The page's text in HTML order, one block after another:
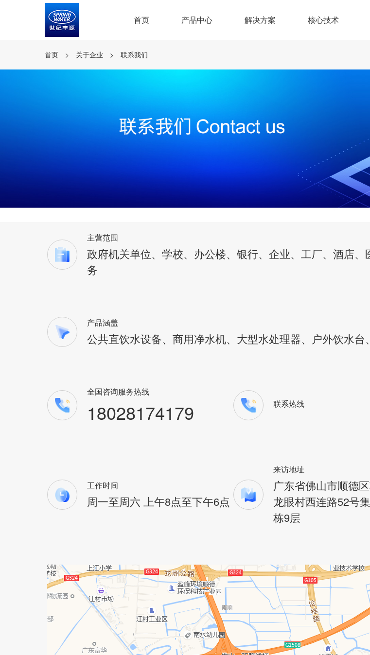
首页 产品中心 解决方案 核心技术
首页 > 关于企业 > 联系我们
主营范围
政府机关单位、学校、办公楼、银行、企业、工厂、酒店
务
产品涵盖
公共直饮水设备、商用净水机、大型水处理器、户外饮水台
全国咨询服务热线
18028174179 联系热线
工作时间
周一至周六 上午8点至下午6点
来访地址
广东省佛山市顺德
龙眼村西连路52号
栋9层